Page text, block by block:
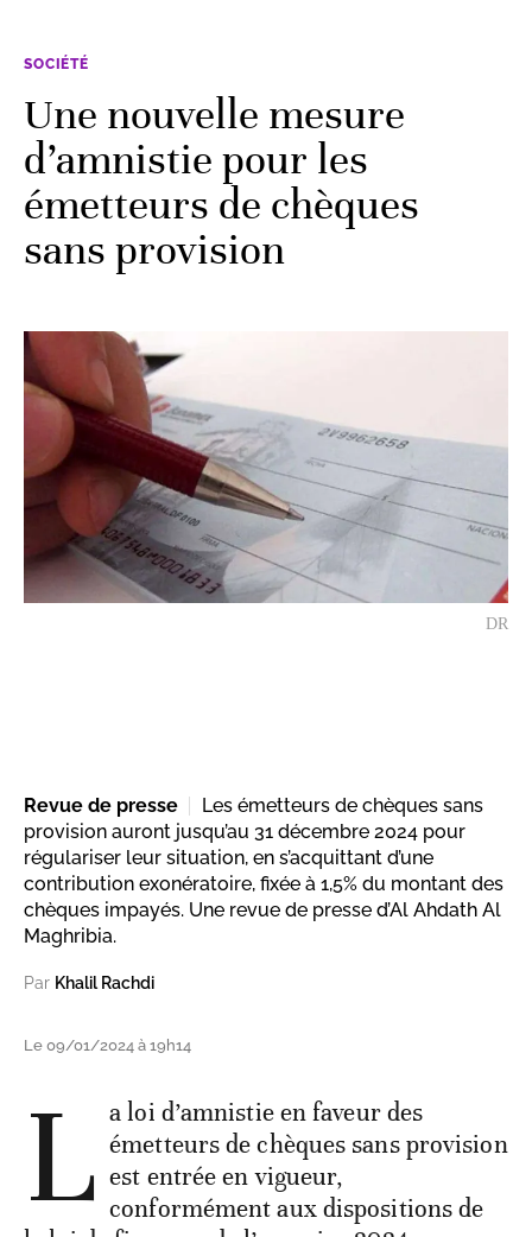
SOCIÉTÉ
Une nouvelle mesure
d’amnistie pour les
émetteurs de chèques
sans provision
DR
Revue de presse
Les émetteurs de chèques sans
provision auront jusqu’au 31 décembre 2024 pour
régulariser leur situation, en s’acquittant d’une
contribution exonératoire, fixée à 1,5% du montant des
chèques impayés. Une revue de presse d’Al Ahdath Al
Maghribia.
Par Khalil Rachdi
Le 09/01/2024 à 19h14
L a loi d’amnistie en faveur des
émetteurs de chèques sans provision
est entrée en vigueur,
conformément aux dispositions de